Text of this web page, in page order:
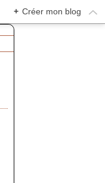
+ Créer mon blog